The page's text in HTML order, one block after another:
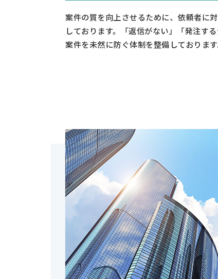
案件の質を向上させるために、依頼者に
しております。「返信がない」「発注す
案件を未然に防ぐ体制を整備しておりま